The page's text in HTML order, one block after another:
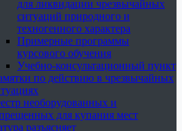
для ликвидации чрезвычайных
ситуаций природного и
техногенного характера
Примерные программы
курсового обучения
Учебно-консультационный пункт
по действию в чрезвычайных
необорудованных и
для купания мест
разъясняет